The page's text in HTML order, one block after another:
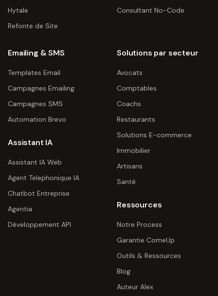
Hytale
Refonte de Site
Consultant No-Code
Emailing & SMS
Templates Email
Campagnes Emailing
Campagnes SMS
Automation Brevo
Assistant IA
Assistant IA Web
Agent Telephonique IA
Chatbot Entreprise
Agentia
Développement API
Solutions par secteur
Avocats
Comptables
Coachs
Restaurants
Solutions E-commerce
Immobilier
Artisans
Santé
Ressources
Notre Process
Garantie ComeUp
Outils & Ressources
Blog
Auteur Alex